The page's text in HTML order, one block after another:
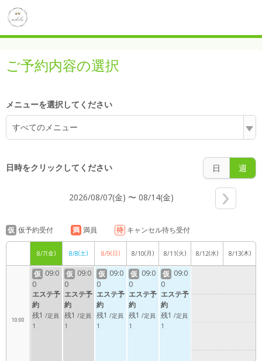
ご予約内容の選択
メニューを選択してください
すべてのメニュー
日時をクリックしてください 日 週
2026/08/07(金) 〜 08/14(金)
仮 仮予約受付 満 満員 待 キャンセル待ち受付
8/7(金) 8/8(土) 8/9(日) 8/10(月) 8/11(火) 8/12(水) 8/13(木)
5:00
9:00
10:00
仮 09:0
0
エステ予
約
残1 /定員
1
仮 09:0
0
エステ予
約
残1 /定員
1
仮 09:0
0
エステ予
約
残1 /定員
1
仮 09:0
0
エステ予
約
残1 /定員
1
仮 09:0
0
エステ予
約
残1 /定員
1